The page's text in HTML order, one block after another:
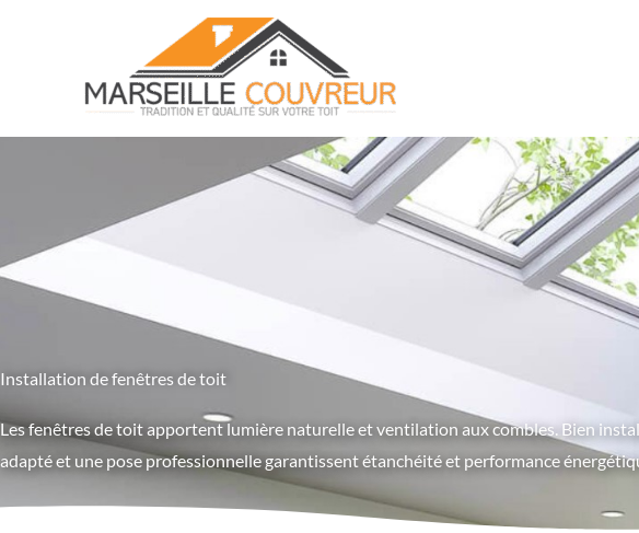
Installation de fenêtres de toit
Les fenêtres de toit apportent lumière naturelle et ventilation aux combles. Bien
adapté et une pose professionnelle garantissent étanchéité et performance